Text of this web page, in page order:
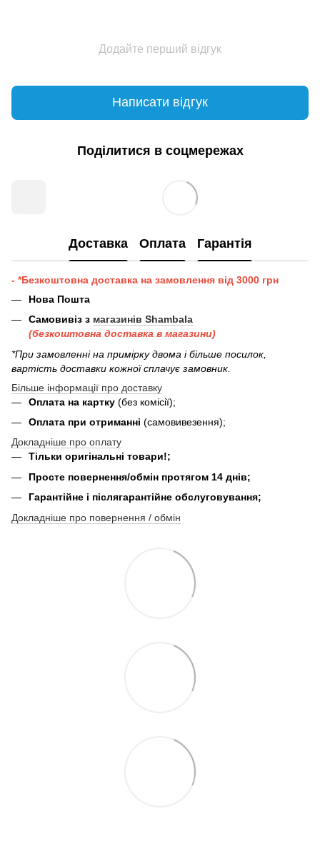
Додайте перший відгук
Написати відгук
Поділитися в соцмережах
Доставка Оплата Гарантія
- *Безкоштовна доставка на замовлення від 3000 грн
Нова Пошта
Самовивіз з магазинів Shambala
(безкоштовна доставка в магазини)
*При замовленні на примірку двома і більше посилок,
вартість доставки кожної сплачує замовник.
Більше інформації про доставку
Оплата на картку (без комісії);
Оплата при отриманні (самовивезення);
Докладніше про оплату
Тільки оригінальні товари!;
Просте повернення/обмін протягом 14 днів;
Гарантійне і післягарантійне обслуговування;
Докладніше про повернення / обмін